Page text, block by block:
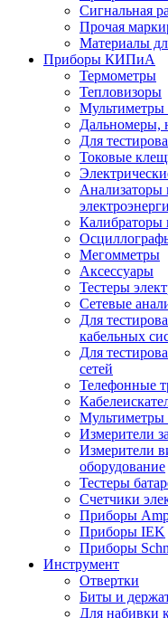
Сигнальная
Прочая
Материалы
Приборы КИПиА
Термометры
Тепловизоры
Дальномеры,
Для
Токовые
Анализаторы
Калибраторы
Мегомметры
Аксессуары
Тестеры
Сетевые
Для
кабельных
Для
сетей
Телефонные
Мультиметры
Измерители
Измерители
оборудование
Тестеры
Счетчики
Приборы
Приборы IEK
Приборы
Инструмент
Отвертки
Биты и
Для набивки